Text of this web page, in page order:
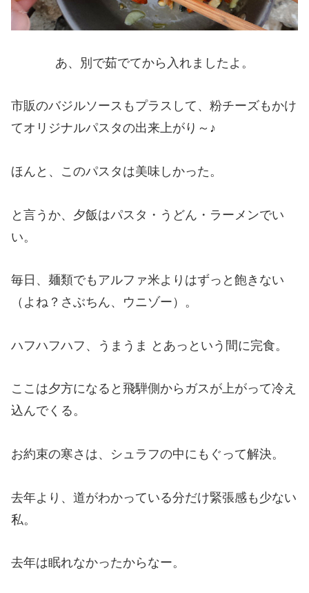
あ、別で茹でてから入れましたよ。
市販のバジルソースもプラスして、粉チーズもかけ
てオリジナルパスタの出来上がり～♪
ほんと、このパスタは美味しかった。
と言うか、夕飯はパスタ・うどん・ラーメンでい
い。
毎日、麺類でもアルファ米よりはずっと飽きない
（よね？さぶちん、ウニゾー）。
ハフハフハフ、うまうま とあっという間に完食。
ここは夕方になると飛騨側からガスが上がって冷え
込んでくる。
お約束の寒さは、シュラフの中にもぐって解決。
去年より、道がわかっている分だけ緊張感も少ない
私。
去年は眠れなかったからなー。